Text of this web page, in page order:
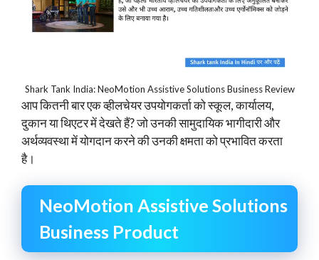
Shark Tank India: NeoMotion Assistive Solutions Business Review
आप कितनी बार एक व्हीलचेयर उपयोगकर्ता को स्कूल, कार्यालय,
दुकान या थिएटर में देखते हैं? जो उनकी सामुदायिक भागीदारी और
अर्थव्यवस्था में योगदान करने की उनकी क्षमता को प्रभावित करता
है।
NeoMotion Assistive Solutions
Business Product